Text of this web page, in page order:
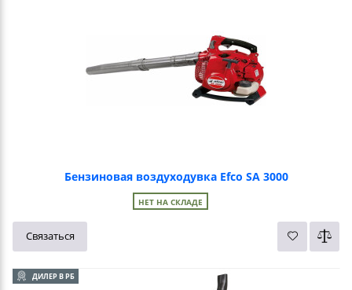
Бензиновая воздуходувка Efco SA 3000
НЕТ НА СКЛАДЕ
Связаться
ДИЛЕР В РБ